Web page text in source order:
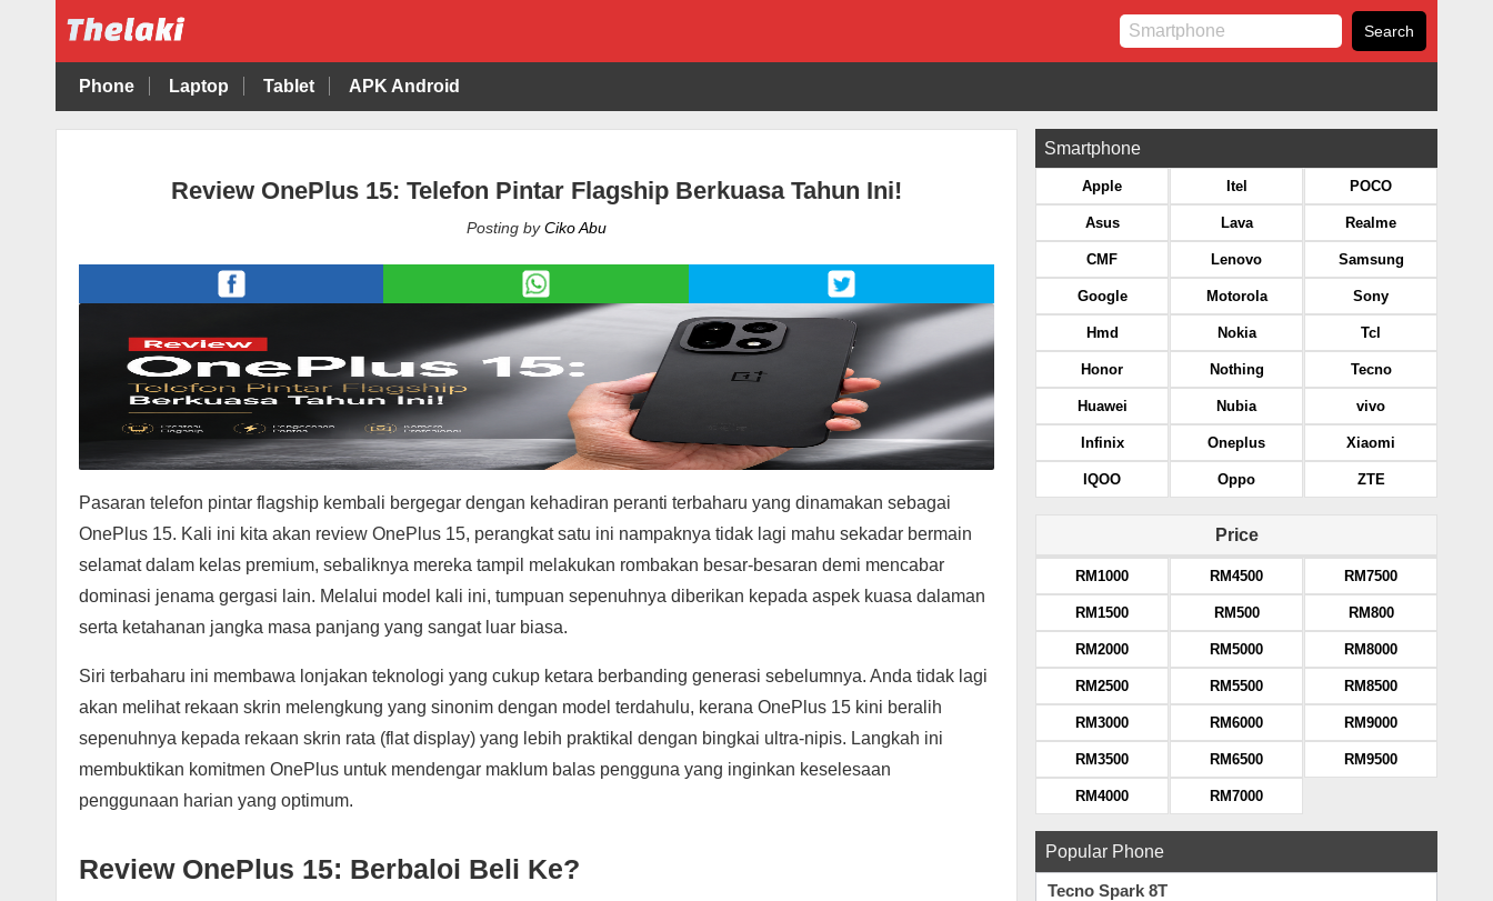
Phone Laptop Tablet APK Android
Review OnePlus 15: Telefon Pintar Flagship Berkuasa Tahun Ini!
Posting byCiko Abu
Pasaran telefon pintar flagship kembali bergegar dengan kehadiran peranti terbaharu yang dinamakan sebagai
OnePlus 15. Kali ini kita akan review OnePlus 15, perangkat satu ini nampaknya tidak lagi mahu sekadar bermain
selamat dalam kelas premium, sebaliknya mereka tampil melakukan rombakan besar-besaran demi mencabar
dominasi jenama gergasi lain. Melalui model kali ini, tumpuan sepenuhnya diberikan kepada aspek kuasa dalaman
serta ketahanan jangka masa panjang yang sangat luar biasa.
Siri terbaharu ini membawa lonjakan teknologi yang cukup ketara berbanding generasi sebelumnya. Anda tidak lagi
akan melihat rekaan skrin melengkung yang sinonim dengan model terdahulu, kerana OnePlus 15 kini beralih
sepenuhnya kepada rekaan skrin rata (flat display) yang lebih praktikal dengan bingkai ultra-nipis. Langkah ini
membuktikan komitmen OnePlus untuk mendengar maklum balas pengguna yang inginkan keselesaan
penggunaan harian yang optimum.
Review OnePlus 15: Berbaloi Beli Ke?
Smartphone
Apple
Asus
CMF
Google
Hmd
Honor
Huawei
Infinix
IQOO
Itel
Lava
Lenovo
Motorola
Nokia
Nothing
Nubia
Oneplus
Oppo
POCO
Realme
Samsung
Sony
Tcl
Tecno
vivo
Xiaomi
ZTE
Price
RM1000
RM1500
RM2000
RM2500
RM3000
RM3500
RM4000
RM4500
RM500
RM5000
RM5500
RM6000
RM6500
RM7000
RM7500
RM800
RM8000
RM8500
RM9000
RM9500
Popular Phone
Tecno Spark 8T